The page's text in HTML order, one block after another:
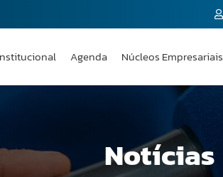
Agenda Núcleos Empresariais
Notícias